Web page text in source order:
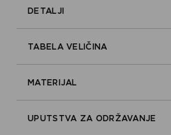
DETALJI
TABELA VELIČINA
MATERIJAL
UPUTSTVA ZA ODRŽAVANJE